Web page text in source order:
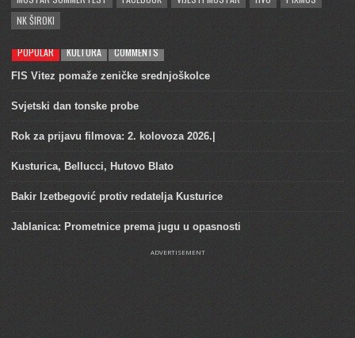
NK ŠIROKI
POPULAR KULTURA COMMENTS
FIS Vitez pomaže zeničke srednjoškolce
Svjetski dan tonske probe
Rok za prijavu filmova: 2. kolovoza 2026.|
Kusturica, Bellucci, Hutovo Blato
Bakir Izetbegović protiv redatelja Kusturice
Jablanica: Prometnice prema jugu u opasnosti
ADVERTISEMENT